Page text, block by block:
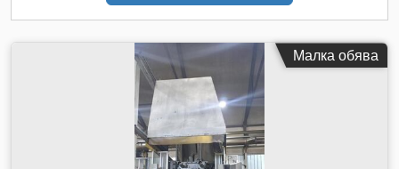
Скорост на буталото: 5,0 m/s Включително инсталация за
топъл тигел Westomat ProDos DPC 900kg Включително
робот за изваждане ABB IRB4400
Малка обява